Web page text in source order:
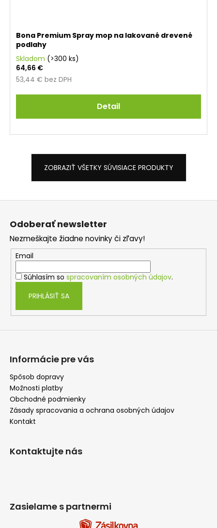
Bona Premium Spray mop na lakované drevené
podlahy
Skladom (>300 ks)
53,44 € bez DPH
64,66 €
Detail
ZOBRAZIŤ VŠETKY SÚVISIACE PRODUKTY
Odoberať newsletter
Nezmeškajte žiadne novinky či zľavy!
Email
Súhlasím so spracovaním osobných údajov.
PRIHLÁSIŤ SA
Informácie pre vás
Spôsob dopravy
Možnosti platby
Obchodné podmienky
Zásady spracovania a ochrana osobných údajov
Kontakt
Kontaktujte nás
Zasielame s partnermi